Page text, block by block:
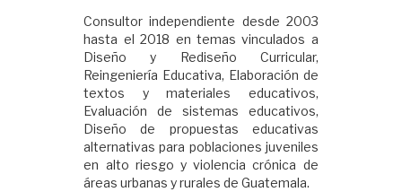
Consultor independiente desde 2003
hasta el 2018 en temas vinculados a
Diseño y Rediseño Curricular,
Reingeniería Educativa, Elaboración de
textos y materiales educativos,
Evaluación de sistemas educativos,
Diseño de propuestas educativas
alternativas para poblaciones juveniles
en alto riesgo y violencia crónica de
áreas urbanas y rurales de Guatemala.